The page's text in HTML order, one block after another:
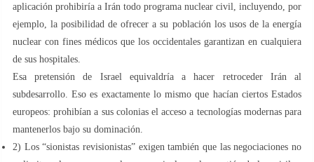
aplicación prohibiría a Irán todo programa nuclear civil, incluyendo, por
ejemplo, la posibilidad de ofrecer a su población los usos de la energía
nuclear con fines médicos que los occidentales garantizan en cualquiera
de sus hospitales.
Esa pretensión de Israel equivaldría a hacer retroceder Irán al
subdesarrollo. Eso es exactamente lo mismo que hacían ciertos Estados
europeos: prohibían a sus colonias el acceso a tecnologías modernas para
mantenerlos bajo su dominación.
2) Los “sionistas revisionistas” exigen también que las negociaciones no